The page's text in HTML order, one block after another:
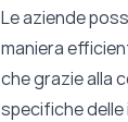
Le aziende
maniera
che grazie alla
specifiche